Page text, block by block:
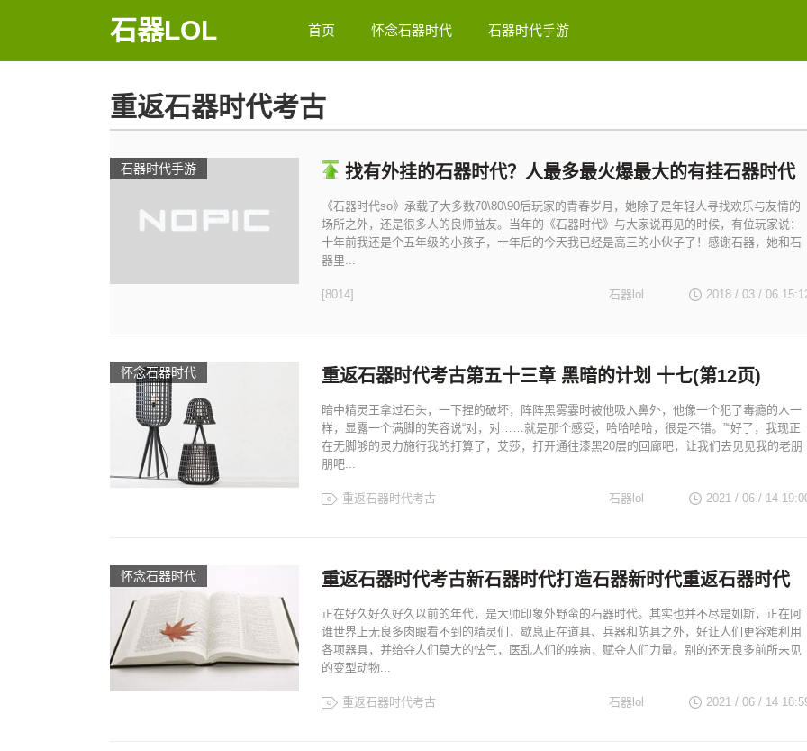
石器LOL 首页 怀念石器时代 石器时代手游
重返石器时代考古
石器时代手游 找有外挂的石器时代？人最多最火爆最大的有挂石器时代
《石器时代so》承载了大多数70\80\90后玩家的青春岁月，她除了是年轻人寻找欢乐与友情的
场所之外，还是很多人的良师益友。当年的《石器时代》与大家说再见的时候，有位玩家说：
十年前我还是个五年级的小孩子，十年后的今天我已经是高三的小伙子了！感谢石器，她和石
器里...
[8014] 2018 / 03 / 06
石器lol
怀念石器时代 重返石器时代考古第五十三章 黑暗的计划 十七(第12页)
暗中精灵王拿过石头，一下捏的破坏，阵阵黑雾霎时被他吸入鼻外，他像一个犯了毒瘾的人一
样，显露一个满脚的笑容说“对，对……就是那个感受，哈哈哈哈，很是不错。”“好了，我现正
在无脚够的灵力施行我的打算了，艾莎，打开通往漆黑20层的回廊吧，让我们去见见我的老朋
朋吧...
重返石器时代考古 2021 / 06 / 14
石器lol
怀念石器时代 重返石器时代考古新石器时代打造石器新时代重返石器时代
正在好久好久好久以前的年代，是大师印象外野蛮的石器时代。其实也并不尽是如斯，正在阿
谁世界上无良多肉眼看不到的精灵们，歇息正在道具、兵器和防具之外，好让人们更容难利用
各项器具，并给夺人们莫大的怯气，医乱人们的疾病，赋夺人们力量。别的还无良多前所未见
的变型动物...
重返石器时代考古 2021 / 06 / 14
石器lol